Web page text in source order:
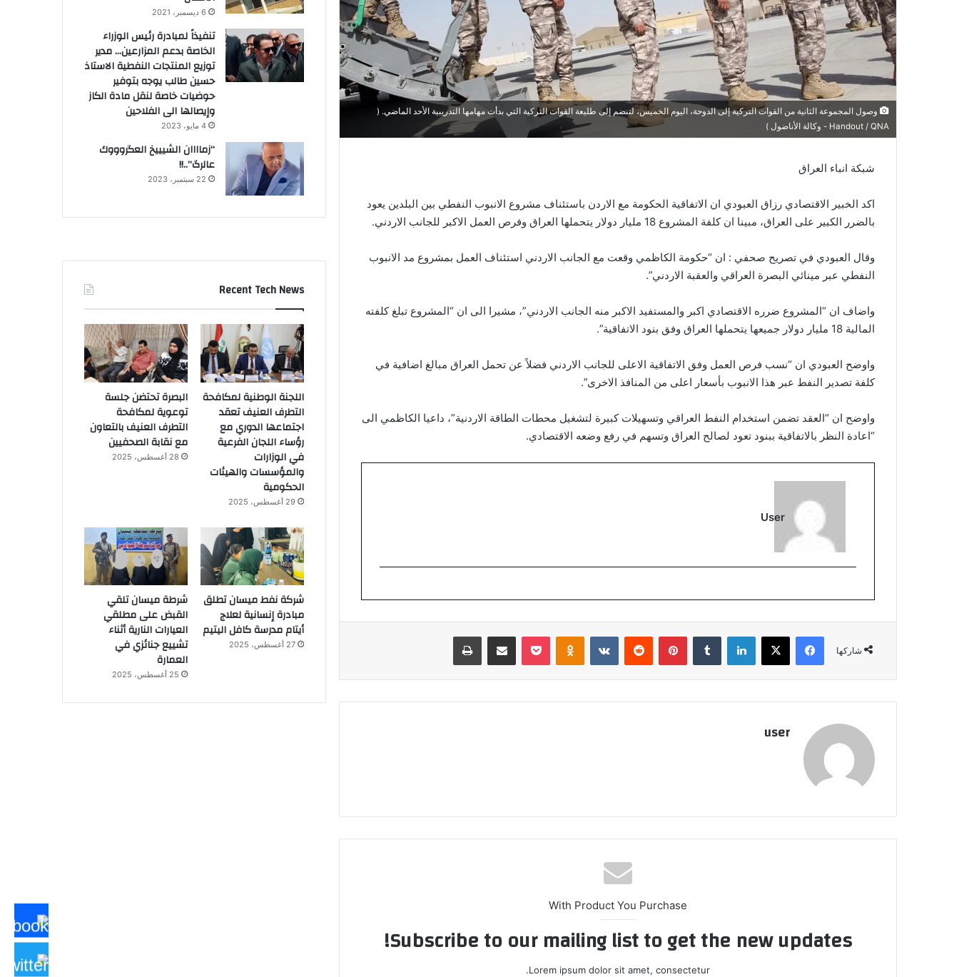
وصول المجموعة الثانية من القوات التركية إلى الدوحة، اليوم الخميس، لتنضم إلى طليعة القوات التركية التي بدأت مهامها التدريبية الأحد الماضي. (
Handout / QNA - وكالة الأناضول )
شبكة انباء العراق
اكد الخبير الاقتصادي رزاق العبودي ان الاتفاقية الحكومة مع الاردن باستئناف مشروع الانبوب النفطي بين البلدين يعود
بالضرر الكبير على العراق، مبينا ان كلفة المشروع 18 مليار دولار يتحملها العراق وفرص العمل الاكبر للجانب الاردني.
وقال العبودي في تصريح صحفي : ان “حكومة الكاظمي وقعت مع الجانب الاردني استئناف العمل بمشروع مد الانبوب
النفطي عبر مينائي البصرة العراقي والعقبة الاردني”.
واضاف ان “المشروع ضرره الاقتصادي اكبر والمستفيد الاكبر منه الجانب الاردني”، مشيرا الى ان “المشروع تبلغ كلفته
المالية 18 مليار دولار جميعها يتحملها العراق وفق بنود الاتفاقية”.
واوضح العبودي ان “نسب فرص العمل وفق الاتفاقية الاعلى للجانب الاردني فضلاً عن تحمل العراق مبالغ اضافية في
كلفة تصدير النفط عبر هذا الانبوب بأسعار اعلى من المنافذ الاخرى”.
واوضح ان “العقد تضمن استخدام النفط العراقي وتسهيلات كبيرة لتشغيل محطات الطاقة الاردنية”، داعيا الكاظمي الى
“اعادة النظر بالاتفاقية ببنود تعود لصالح العراق وتسهم في رفع وضعه الاقتصادي.
User
شاركها
فيسبوك ‫X لينكدإن بينتيريست Odnoklassniki
‫Pocket مشاركة عبر البريد طباعة
user
With Product You Purchase
Subscribe to our mailing list to get the new updates!
Lorem ipsum dolor sit amet, consectetur.
6 ديسمبر، 2021
تنفيذاً لمبادرة رئيس الوزراء
الخاصة بدعم المزارعين… مدير
توزيع المنتجات النفطية الاستاذ
حسين طالب يوجه بتوفير
حوضيات خاصة لنقل مادة الكاز
وإيصالها الى الفلاحين
4 مايو، 2023
“زماااان الشيييخ العگروووك
عالرگ”..!!
22 سبتمبر، 2023
Recent Tech News
اللجنة الوطنية لمكافحة
التطرف العنيف تعقد
اجتماعها الدوري مع
رؤساء اللجان الفرعية
في الوزارات
والمؤسسات والهيئات
الحكومية
29 أغسطس، 2025
البصرة تحتضن جلسة
توعوية لمكافحة
التطرف العنيف بالتعاون
مع نقابة الصحفيين
28 أغسطس، 2025
شركة نفط ميسان تطلق
مبادرة إنسانية لعلاج
أيتام مدرسة كافل اليتيم
27 أغسطس، 2025
شرطة ميسان تلقي
القبض على مطلقي
العيارات النارية أثناء
تشييع جنائزي في
العمارة
25 أغسطس، 2025